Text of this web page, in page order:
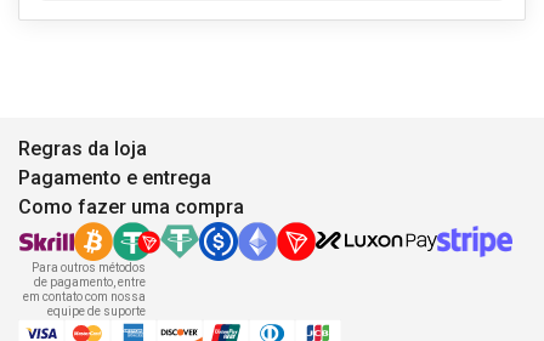
Regras da loja
Pagamento e entrega
Como fazer uma compra
Para outros métodos
de pagamento, entre
em contato com nossa
equipe de suporte